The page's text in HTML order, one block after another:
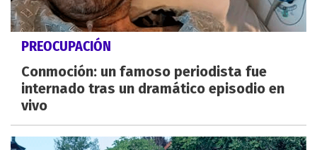
PREOCUPACIÓN
Conmoción: un famoso periodista fue
internado tras un dramático episodio en
vivo